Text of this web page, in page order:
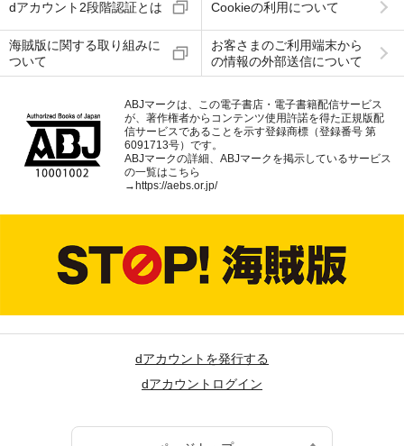
dアカウント2段階認証とは Cookieの利用について
海賊版に関する取り組みに
ついて
お客さまのご利用端末から
の情報の外部送信について
ABJマークは、この電子書店・電子書籍配信サービス
が、著作権者からコンテンツ使用許諾を得た正規版配
信サービスであることを示す登録商標（登録番号 第
6091713号）です。
ABJマークの詳細、ABJマークを掲示しているサービス
の一覧はこちら
→ https://aebs.or.jp/
dアカウントを発行する
dアカウントログイン